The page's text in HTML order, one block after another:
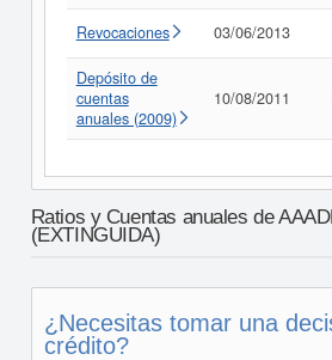
Revocaciones 03/06/2013
Depósito de
cuentas
anuales (2009)
10/08/2011
Ratios y Cuentas anuales de
(EXTINGUIDA)
¿Necesitas tomar una
crédito?